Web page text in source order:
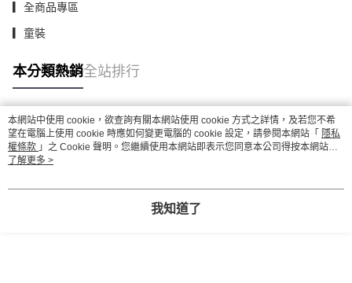
▎全商品專區
▎童裝
本分類熱銷全站排行
熱門標籤
本網站中使用 cookie，欲查詢有關本網站使用 cookie 方式之詳情，及若您不希
望在電腦上使用 cookie 時應如何變更電腦的 cookie 設定，請參閱本網站「 隱私
權條款 」之 Cookie 聲明。您繼續使用本網站即表示您同意本公司得按本網站使
用條款之 Cookie 聲明使用 cookie。
了解更多 >
我知道了